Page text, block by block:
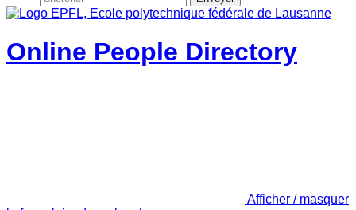
Online People Directory
Afficher / masquer